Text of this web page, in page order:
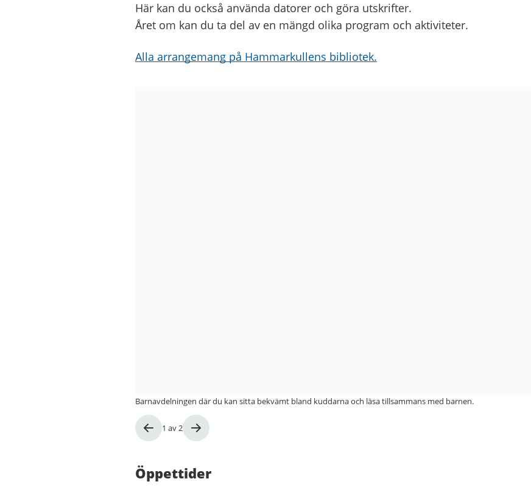
Här kan du också använda datorer och göra utskrifter.
Året om kan du ta del av en mängd olika program och aktiviteter.
Alla arrangemang på Hammarkullens bibliotek.
Bild
1 av2
Barnavdelningen där du kan sitta bekvämt bland kuddarna och läsa tillsammans med barnen.
Öppettider